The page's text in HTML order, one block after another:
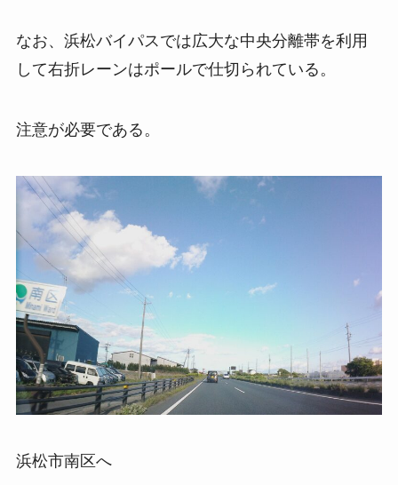
なお、浜松バイパスでは広大な中央分離帯を利用
して右折レーンはポールで仕切られている。
注意が必要である。
浜松市南区へ